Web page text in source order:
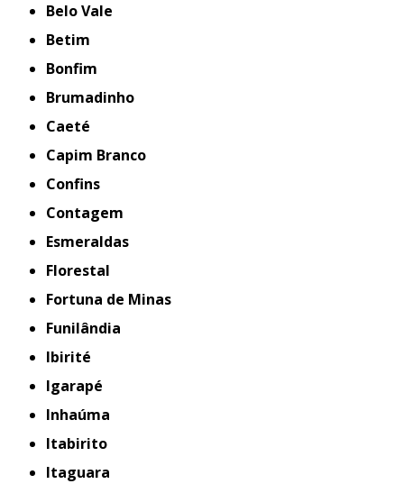
Belo Vale
Betim
Bonfim
Brumadinho
Caeté
Capim Branco
Confins
Contagem
Esmeraldas
Florestal
Fortuna de Minas
Funilândia
Ibirité
Igarapé
Inhaúma
Itabirito
Itaguara